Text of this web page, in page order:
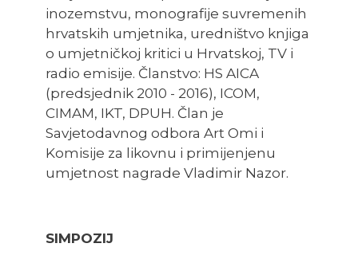
inozemstvu, monografije suvremenih
hrvatskih umjetnika, uredništvo knjiga
o umjetničkoj kritici u Hrvatskoj, TV i
radio emisije. Članstvo: HS AICA
(predsjednik 2010 - 2016), ICOM,
CIMAM, IKT, DPUH. Član je
Savjetodavnog odbora Art Omi i
Komisije za likovnu i primijenjenu
umjetnost nagrade Vladimir Nazor.
SIMPOZIJ